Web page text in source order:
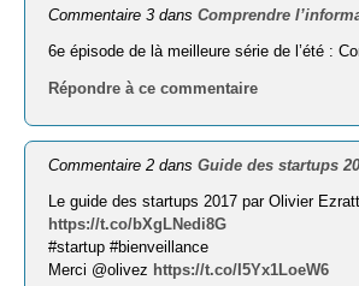
Commentaire 3 dansComprendre
6e épisode de là meilleure série de l’été :
Répondre à ce commentaire
Commentaire 2 dansGuide des startups
Le guide des startups 2017 par Olivier
https://t.co/bXgLNedi8G
#startup #bienveillance
Merci @olivez https://t.co/I5Yx1LoeW6